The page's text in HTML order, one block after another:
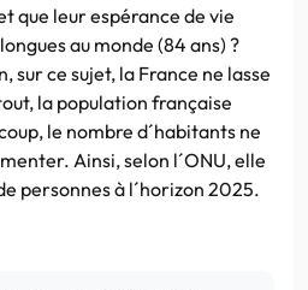
que leur espérance de vie
au monde (84 ans) ?
sur ce sujet, la France ne lasse
la population française
le nombre d´habitants ne
Ainsi, selon l´ONU, elle
personnes à l´horizon 2025.